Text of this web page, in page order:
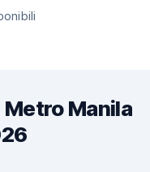
Manila